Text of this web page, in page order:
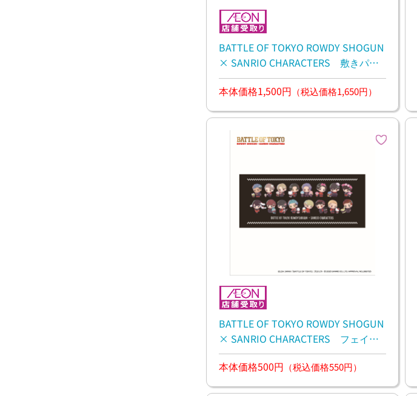
BATTLE OF TOKYO ROWDY SHOGUN
× SANRIO CHARACTERS 敷きパッ
ド
本体価格1,500円 （税込価格1,650円）
BATTLE OF TOKYO ROWDY SHOGUN
× SANRIO CHARACTERS フェイス
タオル
本体価格500円 （税込価格550円）